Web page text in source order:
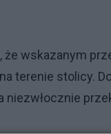
że wskazanym
terenie stolicy.